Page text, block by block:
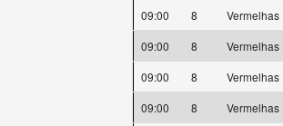
09:00
8 Vermelhas
09:00
8 Vermelhas
09:00
8 Vermelhas
09:00
8 Vermelhas